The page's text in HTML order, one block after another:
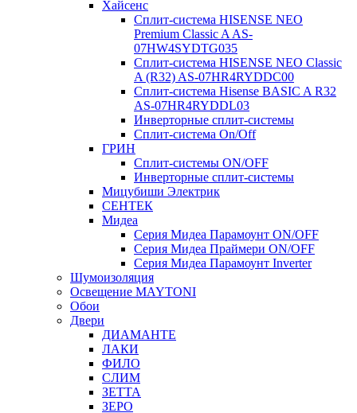
Хайсенс
Сплит-система HISENSE NEO
Premium Classic A AS-
07HW4SYDTG035
Сплит-система HISENSE NEO Classic
A (R32) AS-07HR4RYDDC00
Сплит-система Hisense BASIC A R32
AS-07HR4RYDDL03
Инверторные сплит-системы
Сплит-система On/Off
ГРИН
Сплит-системы ON/OFF
Инверторные сплит-системы
Мицубиши Электрик
СЕНТЕК
Мидеа
Серия Мидеа Парамоунт ON/OFF
Серия Мидеа Праймери ON/OFF
Серия Мидеа Парамоунт Inverter
Шумоизоляция
Освещение MAYTONI
Обои
Двери
ДИАМАНТЕ
ЛАКИ
ФИЛО
СЛИМ
ЗЕТТА
ЗЕРО